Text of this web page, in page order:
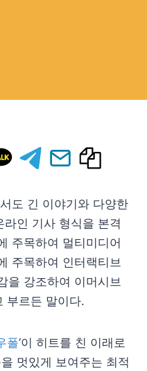
도 긴 이야기와 다양한
인 기사 형식을 본격
주목하여 멀티미디어
주목하여 인터랙티브
을 강조하여 이머시브
부르든 말이다.
폴‘이 히트를 친 이래로
멋있게 보여주는 최적